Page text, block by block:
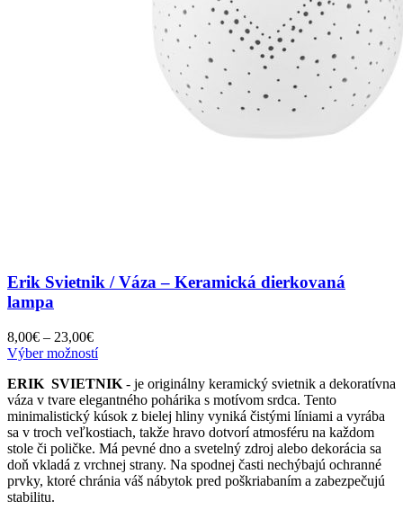
Erik Svietnik / Váza – Keramická dierkovaná
lampa
8,00€ – 23,00€Price
range:
through
23,00€
Výber možnostíTento
má
viacero
variantov.
Možnosti
si
môžete
vybrať
ERIK SVIETNIK - je originálny keramický svietnik a dekoratívna
váza v tvare elegantného pohárika s motívom srdca. Tento
minimalistický kúsok z bielej hliny vyniká čistými líniami a vyrába
sa v troch veľkostiach, takže hravo dotvorí atmosféru na každom
stole či poličke. Má pevné dno a svetelný zdroj alebo dekorácia sa
doň vkladá z vrchnej strany. Na spodnej časti nechýbajú ochranné
prvky, ktoré chránia váš nábytok pred poškriabaním a zabezpečujú
stabilitu.